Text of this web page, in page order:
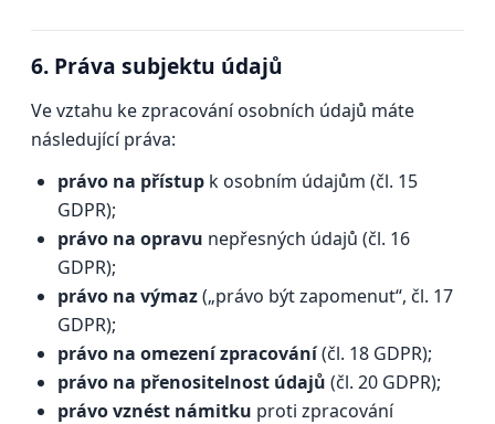
6. Práva subjektu údajů
Ve vztahu ke zpracování osobních údajů máte
následující práva:
právo na přístup k osobním údajům (čl. 15
GDPR);
právo na opravu nepřesných údajů (čl. 16
GDPR);
právo na výmaz(„právo být zapomenut“, čl. 17
GDPR);
právo na omezení zpracování(čl. 18 GDPR);
právo na přenositelnost údajů (čl. 20 GDPR);
právo vznést námitku proti zpracování